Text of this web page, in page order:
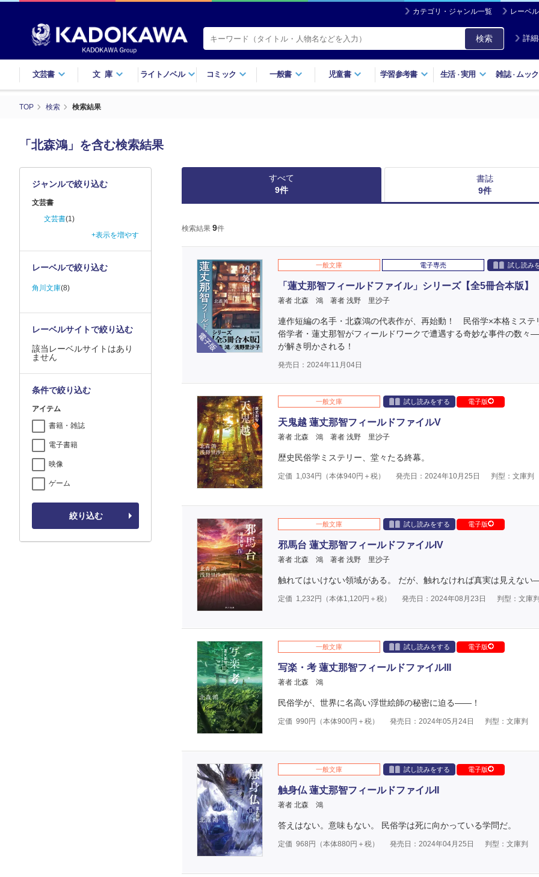
カテゴリ・ジャンル一覧 レーベ
検索 詳
文芸書 文庫 ライトノベル コミック 一般書 児童書 学習参考書 生活・実用 雑誌・ ムック
TOP 検索 検索結果
「北森鴻」を含む検索結果
すべて
9件
書誌
9件
検索結果 9件
電子版
一般文庫 電子専売 試し読み
「蓮丈那智フィールドファイル」シリーズ【全5冊合本版】
著者 北森 鴻 著者 浅野 里沙子
連作短編の名手・北森鴻の代表作が、再始動！ 民俗学×本格ミス
俗学者・蓮丈那智がフィールドワークで遭遇する奇妙な事件の数
が解き明かされる！
発売日：2024年11月04日
一般文庫 試し読みをする 電子版
天鬼越 蓮丈那智フィールドファイルV
著者 北森 鴻 著者 浅野 里沙子
歴史民俗学ミステリー、堂々たる終幕。
定価 1,034円（本体940円＋税） 発売日：2024年10月25日 判型：文庫判
一般文庫 試し読みをする 電子版
邪馬台 蓮丈那智フィールドファイルIV
著者 北森 鴻 著者 浅野 里沙子
触れてはいけない領域がある。 だが、触れなければ真実は見えない
定価 1,232 円（本体1,120円＋税） 発売日：2024年08月23日 判型：文庫判
一般文庫 試し読みをする 電子版
写楽・考 蓮丈那智フィールドファイルIII
著者 北森 鴻
民俗学が、世界に名高い浮世絵師の秘密に迫る――！
定価 990円（本体900円＋税） 発売日：2024年05月24日 判型：文庫判
一般文庫 試し読みをする 電子版
触身仏 蓮丈那智フィールドファイルII
著者 北森 鴻
答えはない。意味もない。 民俗学は死に向かっている学問だ。
定価 968 円（本体880円＋税） 発売日：2024年04月25日 判型：文庫判
ジャンルで絞り込む
文芸書
文芸書(1)
+表示を増やす
レーベルで絞り込む
角川文庫(8)
レーベルサイトで絞り込む
該当レーベルサイトはあり
ません
条件で絞り込む
アイテム
書籍・雑誌
電子書籍
映像
ゲーム
絞り込む